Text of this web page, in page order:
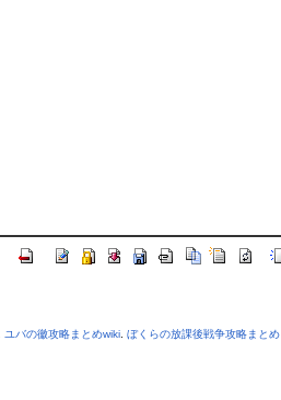
ユバの徽攻略まとめwiki. ぼくらの放課後戦争攻略まとめ